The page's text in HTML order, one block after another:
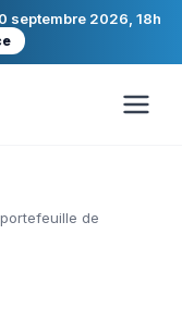
septembre 2026, 18h
de